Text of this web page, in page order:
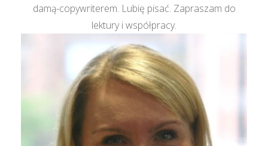
damą-copywriterem. Lubię pisać. Zapraszam do
lektury i współpracy.